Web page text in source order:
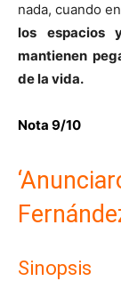
nada, cuando
los espacios
mantienen
de la vida.
Nota 9/10
Sinopsis